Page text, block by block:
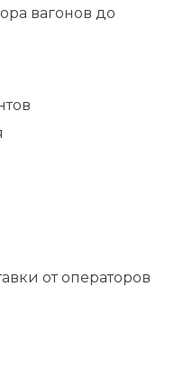
вагонов до
от операторов